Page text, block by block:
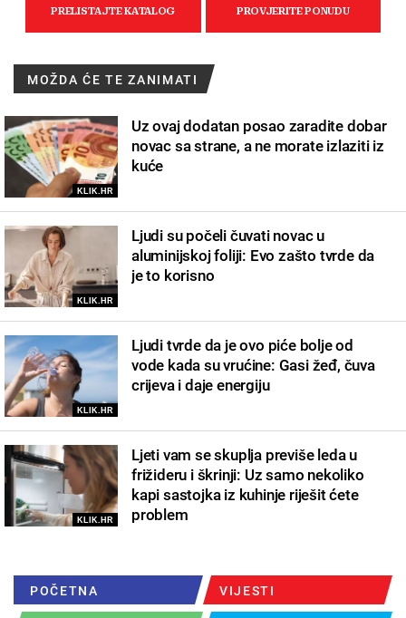
MOŽDA ĆE TE ZANIMATI
KLIK.HR
Uz ovaj dodatan posao zaradite dobar
novac sa strane, a ne morate izlaziti iz
kuće
KLIK.HR
Ljudi su počeli čuvati novac u
aluminijskoj foliji: Evo zašto tvrde da
je to korisno
KLIK.HR
Ljudi tvrde da je ovo piće bolje od
vode kada su vrućine: Gasi žeđ, čuva
crijeva i daje energiju
KLIK.HR
Ljeti vam se skuplja previše leda u
frižideru i škrinji: Uz samo nekoliko
kapi sastojka iz kuhinje riješit ćete
problem
POČETNA VIJESTI